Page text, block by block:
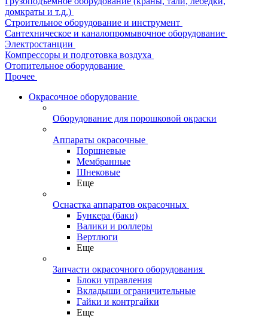
домкраты и т.д.)
Строительное оборудование и инструмент
Сантехническое и каналопромывочное оборудование
Электростанции
Компрессоры и подготовка воздуха
Отопительное оборудование
Прочее
Окрасочное оборудование
Оборудование для порошковой окраски
Аппараты окрасочные
Поршневые
Мембранные
Шнековые
Еще
Оснастка аппаратов окрасочных
Бункера (баки)
Валики и роллеры
Вертлюги
Еще
Запчасти окрасочного оборудования
Блоки управления
Вкладыши ограничительные
Гайки и контргайки
Еще